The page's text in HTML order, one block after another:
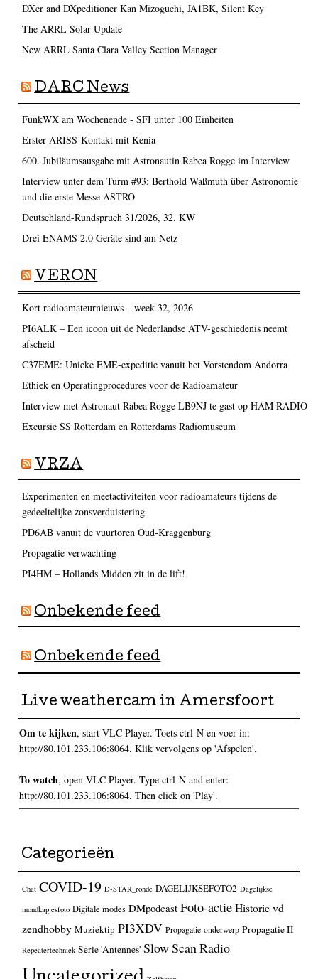
DXer and DXpeditioner Kan Mizoguchi, JA1BK, Silent Key
The ARRL Solar Update
New ARRL Santa Clara Valley Section Manager
DARC News
FunkWX am Wochenende - SFI unter 100 Einheiten
Erster ARISS-Kontakt mit Kenia
600. Jubiläumsausgabe mit Astronautin Rabea Rogge im Interview
Interview unter dem Turm #93: Berthold Waßmuth über Astronomie
und die erste Messe ASTRO
Deutschland-Rundspruch 31/2026, 32. KW
Drei ENAMS 2.0 Geräte sind am Netz
VERON
Kort radioamateurnieuws – week 32, 2026
PI6ALK – Een icoon uit de Nederlandse ATV-geschiedenis neemt
afscheid
C37EME: Unieke EME-expeditie vanuit het Vorstendom Andorra
Ethiek en Operatingprocedures voor de Radioamateur
Interview met Astronaut Rabea Rogge LB9NJ te gast op HAM RADIO
Excursie SS Rotterdam en Rotterdams Radiomuseum
VRZA
Experimenten en meetactiviteiten voor radioamateurs tijdens de
gedeeltelijke zonsverduistering
PD6AB vanuit de vuurtoren Oud-Kraggenburg
Propagatie verwachting
PI4HM – Hollands Midden zit in de lift!
Onbekende feed
Onbekende feed
Live weathercam in Amersfoort
Om te kijken, start VLC Player. Toets ctrl-N en voer in:
http://80.101.233.106:8064. Klik vervolgens op 'Afspelen'.
To watch, open VLC Player. Type ctrl-N and enter:
http://80.101.233.106:8064. Then click on 'Play'.
Categorieën
Chat COVID-19 D-STAR_ronde DAGELIJKSEFOTO2 Dagelijkse
mondkapjesfoto Digitale modes DMpodcast Foto-actieHistorie vd
zendhobby Muziektip PI3XDV Propagatie-onderwerp Propagatie II
Repeatertechniek Serie 'Antennes' Slow Scan Radio